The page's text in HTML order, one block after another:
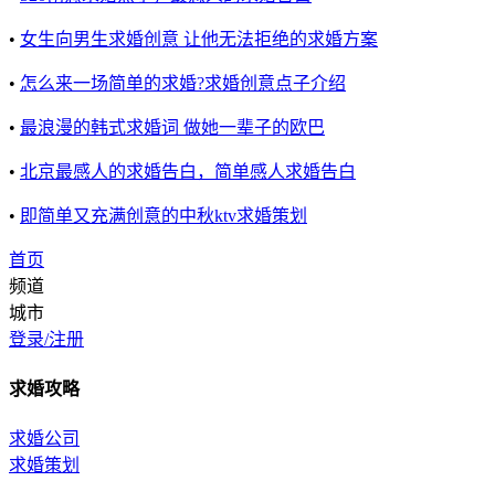
• 女生向男生求婚创意 让他无法拒绝的求婚方案
• 怎么来一场简单的求婚?求婚创意点子介绍
• 最浪漫的韩式求婚词 做她一辈子的欧巴
• 北京最感人的求婚告白，简单感人求婚告白
• 即简单又充满创意的中秋ktv求婚策划
首页
频道
城市
登录/注册
求婚攻略
求婚公司
求婚策划